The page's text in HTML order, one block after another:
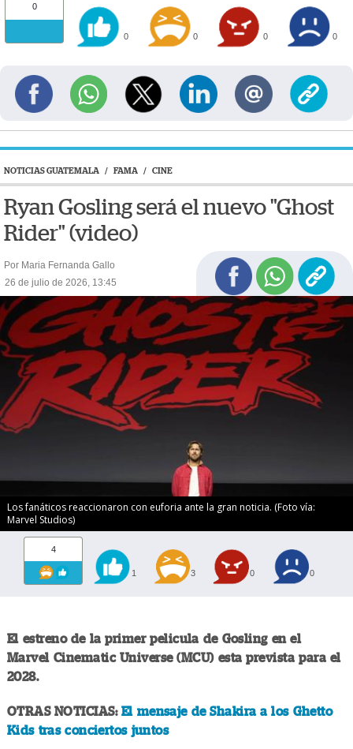
0
0 0 0 0
NOTICIAS GUATEMALA / FAMA / CINE
Ryan Gosling será el nuevo "Ghost
Rider" (video)
Por Maria Fernanda Gallo
26 de julio de 2026, 13:45
Los fanáticos reaccionaron con euforia ante la gran noticia. (Foto vía:
Marvel Studios)
4
1 3 0 0
El estreno de la primer pelicula de Gosling en el
Marvel Cinematic Universe (MCU) esta prevista para el
2028.
OTRAS NOTICIAS: El mensaje de Shakira a los Ghetto
Kids tras conciertos juntos